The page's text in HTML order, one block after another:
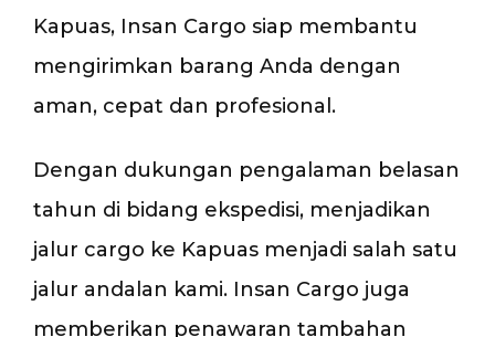
Kapuas, Insan Cargo siap membantu
mengirimkan barang Anda dengan
aman, cepat dan profesional.
Dengan dukungan pengalaman belasan
tahun di bidang ekspedisi, menjadikan
jalur cargo ke Kapuas menjadi salah satu
jalur andalan kami. Insan Cargo juga
memberikan penawaran tambahan